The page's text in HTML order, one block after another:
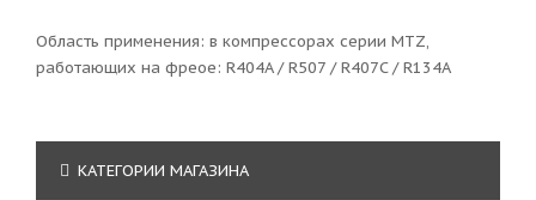
Область применения: в компрессорах серии MTZ,
работающих на фреое: R404A / R507 / R407C / R134A
КАТЕГОРИИ МАГАЗИНА